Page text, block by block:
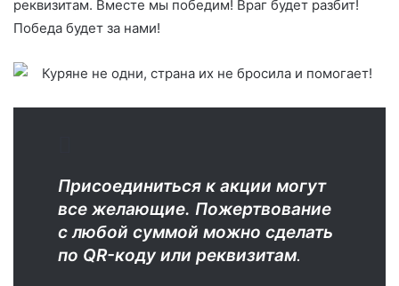
реквизитам. Вместе мы победим! Враг будет разбит!
Победа будет за нами!
Присоединиться к акции могут
все желающие. Пожертвование
с любой суммой можно сделать
по QR-коду или реквизитам.